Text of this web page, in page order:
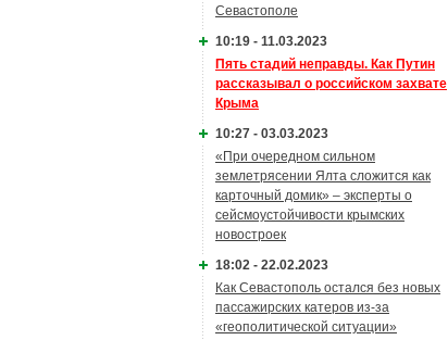
Севастополе
10:19 - 11.03.2023
Пять стадий неправды. Как Путин
рассказывал о российском захвате
Крыма
10:27 - 03.03.2023
«При очередном сильном
землетрясении Ялта сложится как
карточный домик» – эксперты о
сейсмоустойчивости крымских
новостроек
18:02 - 22.02.2023
Как Севастополь остался без новых
пассажирских катеров из-за
«геополитической ситуации»